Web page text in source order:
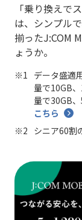
「乗り換えで
は、シンプル
揃ったJ:COM
ょうか。
データ盛適
量で10GB
量で30GB
こちら
シニア60割